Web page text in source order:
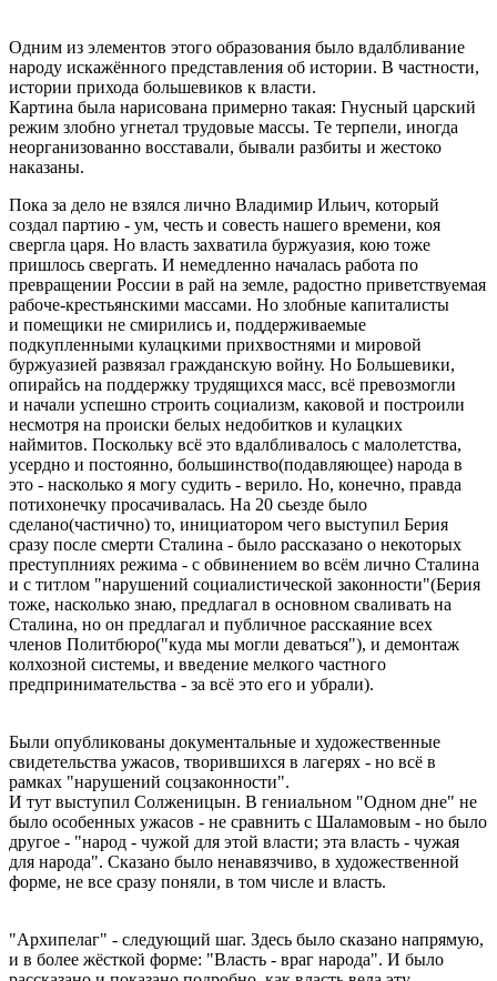
Одним из элементов этого образования было вдалбливание
народу искажённого представления об истории. В частности,
истории прихода большевиков к власти.
Картина была нарисована примерно такая: Гнусный царский
режим злобно угнетал трудовые массы. Те терпели, иногда
неорганизованно восставали, бывали разбиты и жестоко
наказаны.
Пока за дело не взялся лично Владимир Ильич, который
создал партию - ум, честь и совесть нашего времени, коя
свергла царя. Но власть захватила буржуазия, кою тоже
пришлось свергать. И немедленно началась работа по
превращении России в рай на земле, радостно приветствуемая
рабоче-крестьянскими массами. Но злобные капиталисты
и помещики не смирились и, поддерживаемые
подкупленными кулацкими прихвостнями и мировой
буржуазией развязал гражданскую войну. Но Большевики,
опирайсь на поддержку трудящихся масс, всё превозмогли
и начали успешно строить социализм, каковой и построили
несмотря на происки белых недобитков и кулацких
наймитов. Поскольку всё это вдалбливалось с малолетства,
уcердно и постоянно, большинство(подавляющее) народа в
это - насколько я могу судить - верило. Но, конечно, правда
потихонечку просачивалась. На 20 сьезде было
сделано(частично) то, инициатором чего выступил Берия
сразу после смерти Сталина - было рассказано о некоторых
преступлниях режима - с обвинением во всём лично Сталина
и с титлом "нарушений социалистической законности"(Берия
тоже, насколько знаю, предлагал в основном сваливать на
Сталина, но он предлагал и публичное расскаяние всех
членов Политбюро("куда мы могли деваться"), и демонтаж
колхозной системы, и введение мелкого частного
предпринимательства - за всё это его и убрали).
Были опубликованы документальные и художественные
свидетельства ужасов, творившихся в лагерях - но всё в
рамках "нарушений соцзаконности".
И тут выступил Солженицын. В гениальном "Oдном дне" не
было особенных ужасов - не сравнить с Шаламовым - но было
другое - "народ - чужой для этой власти; эта власть - чужая
для народа". Сказано было ненавязчиво, в художественной
форме, не все сразу поняли, в том числе и власть.
"Архипелаг" - следующий шаг. Здесь было сказано напрямую,
и в более жёсткой форме: "Власть - враг народа". И было